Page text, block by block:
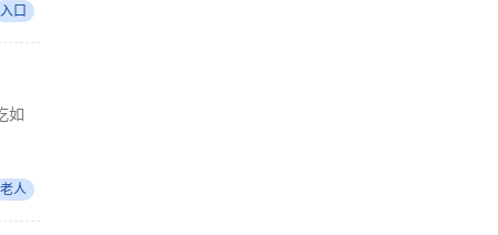
入口
如
老人